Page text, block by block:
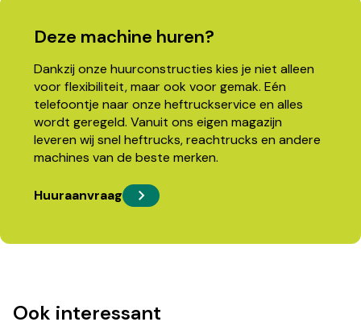
Deze machine huren?
Dankzij onze huurconstructies kies je niet alleen
voor flexibiliteit, maar ook voor gemak. Eén
telefoontje naar onze heftruckservice en alles
wordt geregeld. Vanuit ons eigen magazijn
leveren wij snel heftrucks, reachtrucks en andere
machines van de beste merken.
Huuraanvraag
Ook interessant